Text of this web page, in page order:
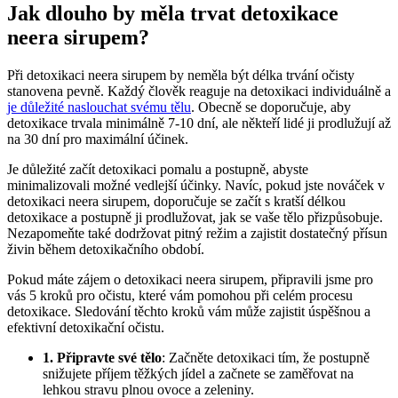
Jak dlouho by měla trvat detoxikace
neera sirupem?
Při detoxikaci neera sirupem by neměla být délka trvání očisty
stanovena pevně. Každý člověk reaguje na detoxikaci individuálně a
je důležité naslouchat svému tělu. Obecně se doporučuje, aby
detoxikace trvala minimálně 7-10 dní, ale někteří lidé ji prodlužují až
na 30 dní pro maximální účinek.
Je důležité začít detoxikaci pomalu a postupně, abyste
minimalizovali možné vedlejší účinky. Navíc, pokud jste nováček v
detoxikaci neera sirupem, doporučuje se začít s kratší délkou
detoxikace a postupně ji prodlužovat, jak se vaše tělo přizpůsobuje.
Nezapomeňte také dodržovat pitný režim a zajistit dostatečný přísun
živin během detoxikačního období.
Pokud máte zájem o detoxikaci neera sirupem, připravili jsme pro
vás 5 kroků pro očistu, které vám pomohou při celém procesu
detoxikace. Sledování těchto kroků vám může zajistit úspěšnou a
efektivní detoxikační očistu.
1. Připravte své tělo: Začněte detoxikaci tím, že postupně
snižujete příjem těžkých jídel a začnete se zaměřovat na
lehkou stravu plnou ovoce a zeleniny.